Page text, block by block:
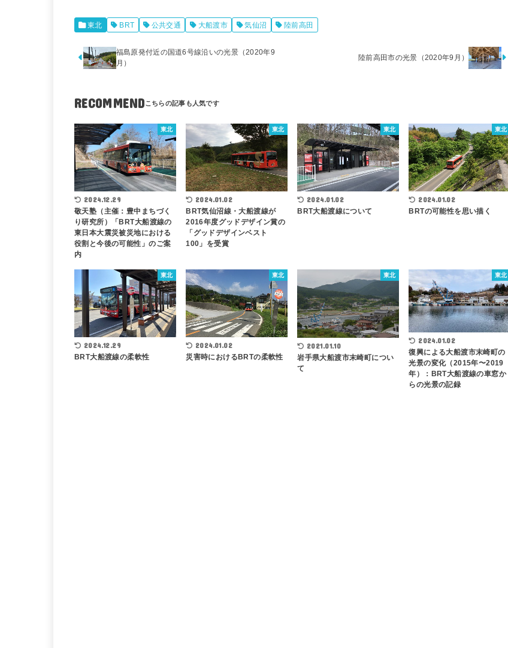
東北 BRT 公共交通 大船渡市 気仙沼 陸前高田
福島原発付近の国道6号線沿いの光景（2020年9
月）
陸前高田市の光景（2020年9月）
RECOMMEND
東北
2024.12.29
敬天塾（主催：豊中まちづく
り研究所）「BRT大船渡線の
東日本大震災被災地における
役割と今後の可能性」のご案
内
東北
2024.01.02
BRT気仙沼線・大船渡線が
2016年度グッドデザイン賞の
「グッドデザインベスト
100」を受賞
東北
2024.01.02
BRT大船渡線について
東北
2024.01.02
BRTの可能性を思い描く
東北
2024.12.29
BRT大船渡線の柔軟性
東北
2024.01.02
災害時におけるBRTの柔軟性
東北
2021.01.10
岩手県大船渡市末崎町につい
て
東北
2024.01.02
復興による大船渡市末崎町の
光景の変化（2015年〜2019
年）：BRT大船渡線の車窓か
らの光景の記録